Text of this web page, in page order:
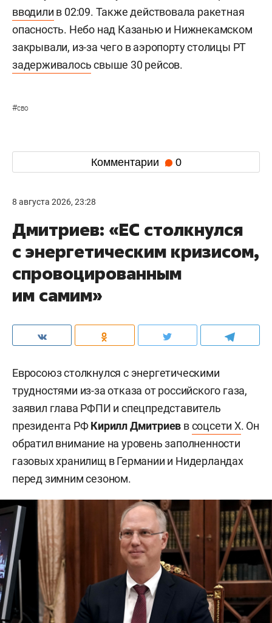
вводили в 02:09. Также действовала ракетная
опасность. Небо над Казанью и Нижнекамском
закрывали, из-за чего в аэропорту столицы РТ
задерживалосьсвыше 30 рейсов.
#сво
Комментарии 0
8 августа 2026, 23:28
Дмитриев: «ЕС столкнулся
с энергетическим кризисом,
спровоцированным
им самим»
Евросоюз столкнулся с энергетическими
трудностями из-за отказа от российского газа,
заявил глава РФПИ и спецпредставитель
президента РФКирилл Дмитриев всоцсети X. Он
обратил внимание на уровень заполненности
газовых хранилищ в Германии и Нидерландах
перед зимним сезоном.